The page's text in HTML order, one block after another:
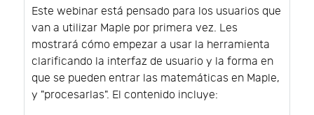
Este webinar está pensado para los usuarios que
van a utilizar Maple por primera vez. Les
mostrará cómo empezar a usar la herramienta
clarificando la interfaz de usuario y la forma en
que se pueden entrar las matemáticas en Maple,
y "procesarlas". El contenido incluye: